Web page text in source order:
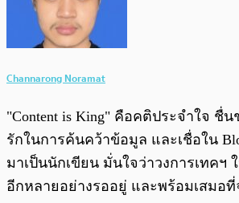
Channarong Noramat
"Content is King" คือคติประจำใจ ชื่
รักในการค้นคว้าข้อมูล และเชื่อใน
มาเป็นนักเขียน มั่นใจว่าวงการเทคฯ
อีกหลายอย่างรออยู่ และพร้อมเสมอที่